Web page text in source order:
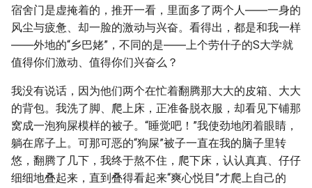
宿舍门是虚掩着的，推开一看，里面多了两个人――一身的
风尘与疲惫、却一脸的激动与兴奋。看得出，都是和我一样
――外地的“乡巴姥”，不同的是――上个劳什子的S大学就
值得你们激动、值得你们兴奋么？
我没有说话，因为他们两个在忙着翻腾那大大的皮箱、大大
的背包。我洗了脚、爬上床，正准备脱衣服，却看见下铺那
窝成一泡狗屎模样的被子。“睡觉吧！”我使劲地闭着眼睛，
躺在席子上。可那可恶的“狗屎”被子一直在我的脑子里转
悠，翻腾了几下，我终于熬不住，爬下床，认认真真、仔仔
细细地叠起来，直到叠得看起来“爽心悦目”才爬上自己的